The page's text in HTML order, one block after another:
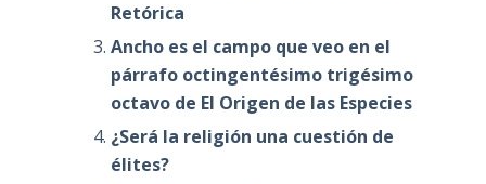
Retórica
Ancho es el campo que veo en el
párrafo octingentésimo trigésimo
octavo de El Origen de las Especies
¿Será la religión una cuestión de
élites?